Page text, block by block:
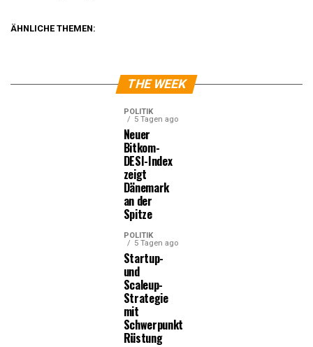
ÄHNLICHE THEMEN:
THE WEEK
POLITIK
5 Tagen ago
Neuer
Bitkom-
DESI-Index
zeigt
Dänemark
an der
Spitze
POLITIK
5 Tagen ago
Startup-
und
Scaleup-
Strategie
mit
Schwerpunkt
Rüstung